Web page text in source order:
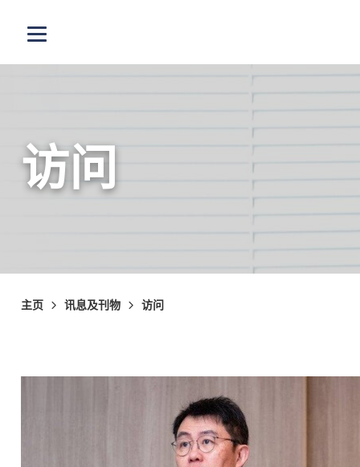
打开选单
访问
主页 讯息及刊物 访问